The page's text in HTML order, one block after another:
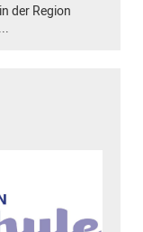
der Region